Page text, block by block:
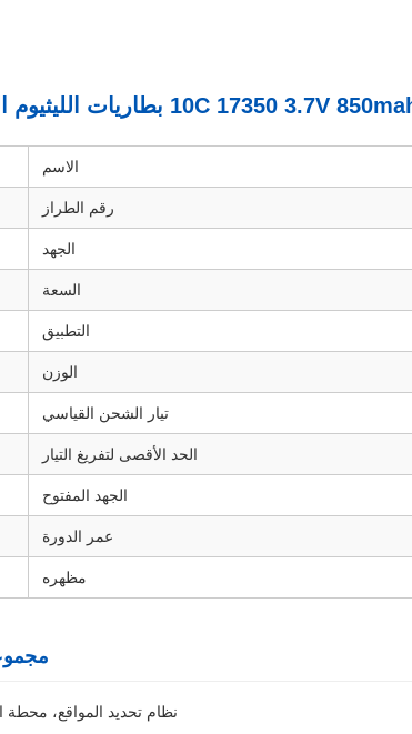
الاسم
رقم الطراز
الجهد
السعة
التطبيق
الوزن
تيار الشحن القياسي
الحد الأقصى لتفريغ التيار
الجهد المفتوح
عمر الدورة
مظهره
نظام تحديد المواقع، محطة